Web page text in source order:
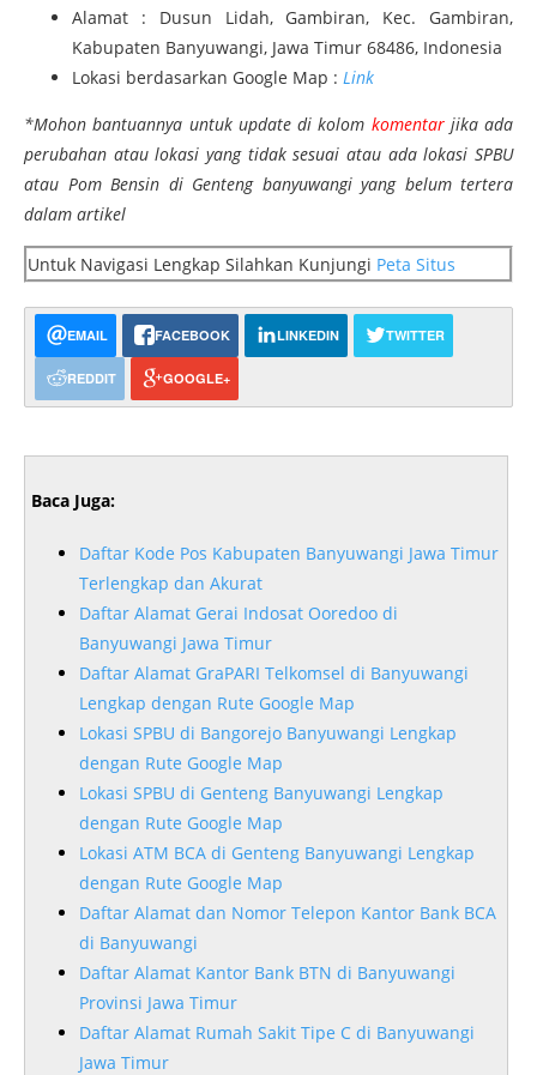
Alamat : Dusun Lidah, Gambiran, Kec. Gambiran,
Kabupaten Banyuwangi, Jawa Timur 68486, Indonesia
Lokasi berdasarkan Google Map : Link
*Mohon bantuannya untuk update di kolom komentarjika ada
perubahan atau lokasi yang tidak sesuai atau ada lokasi SPBU
atau Pom Bensin di Genteng banyuwangi yang belum tertera
dalam artikel
Untuk Navigasi Lengkap Silahkan Kunjungi Peta Situs
EMAIL FACEBOOK LINKEDIN TWITTER
REDDIT GOOGLE+
Baca Juga:
Daftar Kode Pos Kabupaten Banyuwangi Jawa Timur
Terlengkap dan Akurat
Daftar Alamat Gerai Indosat Ooredoo di
Banyuwangi Jawa Timur
Daftar Alamat GraPARI Telkomsel di Banyuwangi
Lengkap dengan Rute Google Map
Lokasi SPBU di Bangorejo Banyuwangi Lengkap
dengan Rute Google Map
Lokasi SPBU di Genteng Banyuwangi Lengkap
dengan Rute Google Map
Lokasi ATM BCA di Genteng Banyuwangi Lengkap
dengan Rute Google Map
Daftar Alamat dan Nomor Telepon Kantor Bank BCA
di Banyuwangi
Daftar Alamat Kantor Bank BTN di Banyuwangi
Provinsi Jawa Timur
Daftar Alamat Rumah Sakit Tipe C di Banyuwangi
Jawa Timur